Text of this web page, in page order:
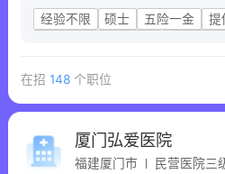
经验不限
硕士 五险一金 提
在招 148个职位
厦门弘爱医院
福建厦门市 民营医院三